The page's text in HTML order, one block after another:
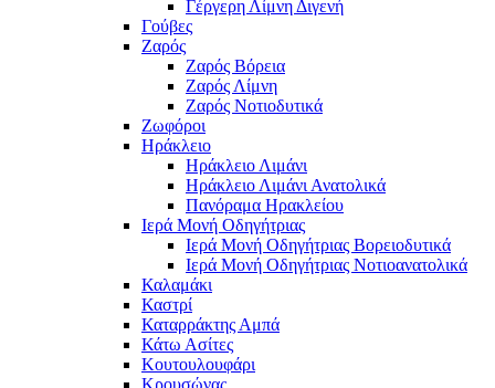
Γέργερη Λίμνη Διγενή
Γούβες
Ζαρός
Ζαρός Βόρεια
Ζαρός Λίμνη
Ζαρός Νοτιοδυτικά
Ζωφόροι
Ηράκλειο
Ηράκλειο Λιμάνι
Ηράκλειο Λιμάνι Ανατολικά
Πανόραμα Ηρακλείου
Ιερά Μονή Οδηγήτριας
Ιερά Μονή Οδηγήτριας Βορειοδυτικά
Ιερά Μονή Οδηγήτριας Νοτιοανατολικά
Καλαμάκι
Καστρί
Καταρράκτης Αμπά
Κάτω Ασίτες
Κουτουλουφάρι
Κρουσώνας